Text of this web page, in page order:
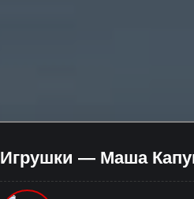
Игрушки — Маша